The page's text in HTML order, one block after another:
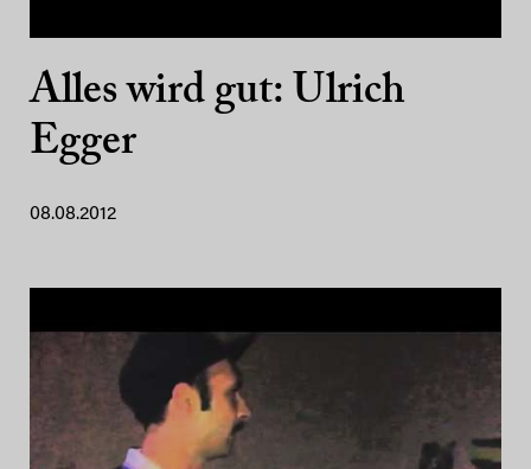
Alles wird gut: Ulrich
Egger
08.08.2012